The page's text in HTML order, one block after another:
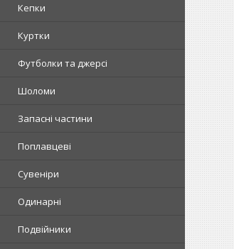
Кепки
Куртки
Футболки та джерсі
Шоломи
Запасні частини
Поплавцеві
Сувеніри
Одинарні
Подвійники